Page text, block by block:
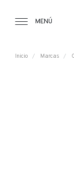
MENÚ
Inicio Marcas